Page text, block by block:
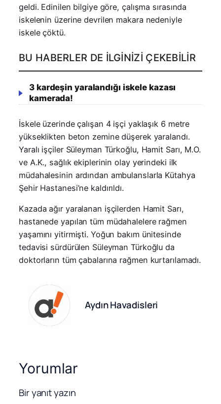
geldi. Edinilen bilgiye göre, çalışma sırasında
iskelenin üzerine devrilen makara nedeniyle
iskele çöktü.
BU HABERLER DE İLGINIZI ÇEKEBILIR
3 kardeşin yaralandığı iskele kazası
kamerada!
İskele üzerinde çalışan 4 işçi yaklaşık 6 metre
yükseklikten beton zemine düşerek yaralandı.
Yaralı işçiler Süleyman Türkoğlu, Hamit Sarı, M.O.
ve A.K., sağlık ekiplerinin olay yerindeki ilk
müdahalesinin ardından ambulanslarla Kütahya
Şehir Hastanesi’ne kaldırıldı.
Kazada ağır yaralanan işçilerden Hamit Sarı,
hastanede yapılan tüm müdahalelere rağmen
yaşamını yitirmişti. Yoğun bakım ünitesinde
tedavisi sürdürülen Süleyman Türkoğlu da
doktorların tüm çabalarına rağmen kurtarılamadı.
Aydın Havadisleri
Yorumlar
Bir yanıt yazın